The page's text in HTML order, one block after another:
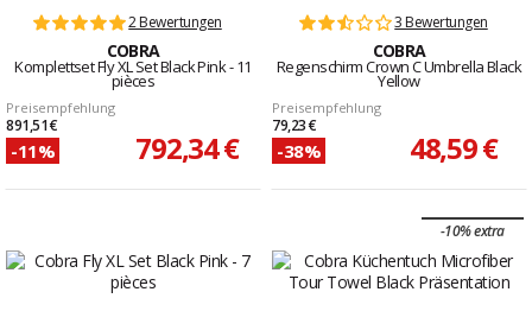
2 Bewertungen
COBRA
Komplettset Fly XL Set Black Pink - 11
pièces
Preisempfehlung
891,51 €
-11% 792,34 €
3 Bewertungen
COBRA
Regenschirm Crown C Umbrella Black
Yellow
Preisempfehlung
79,23 €
-38% 48,59 €
-10% extra